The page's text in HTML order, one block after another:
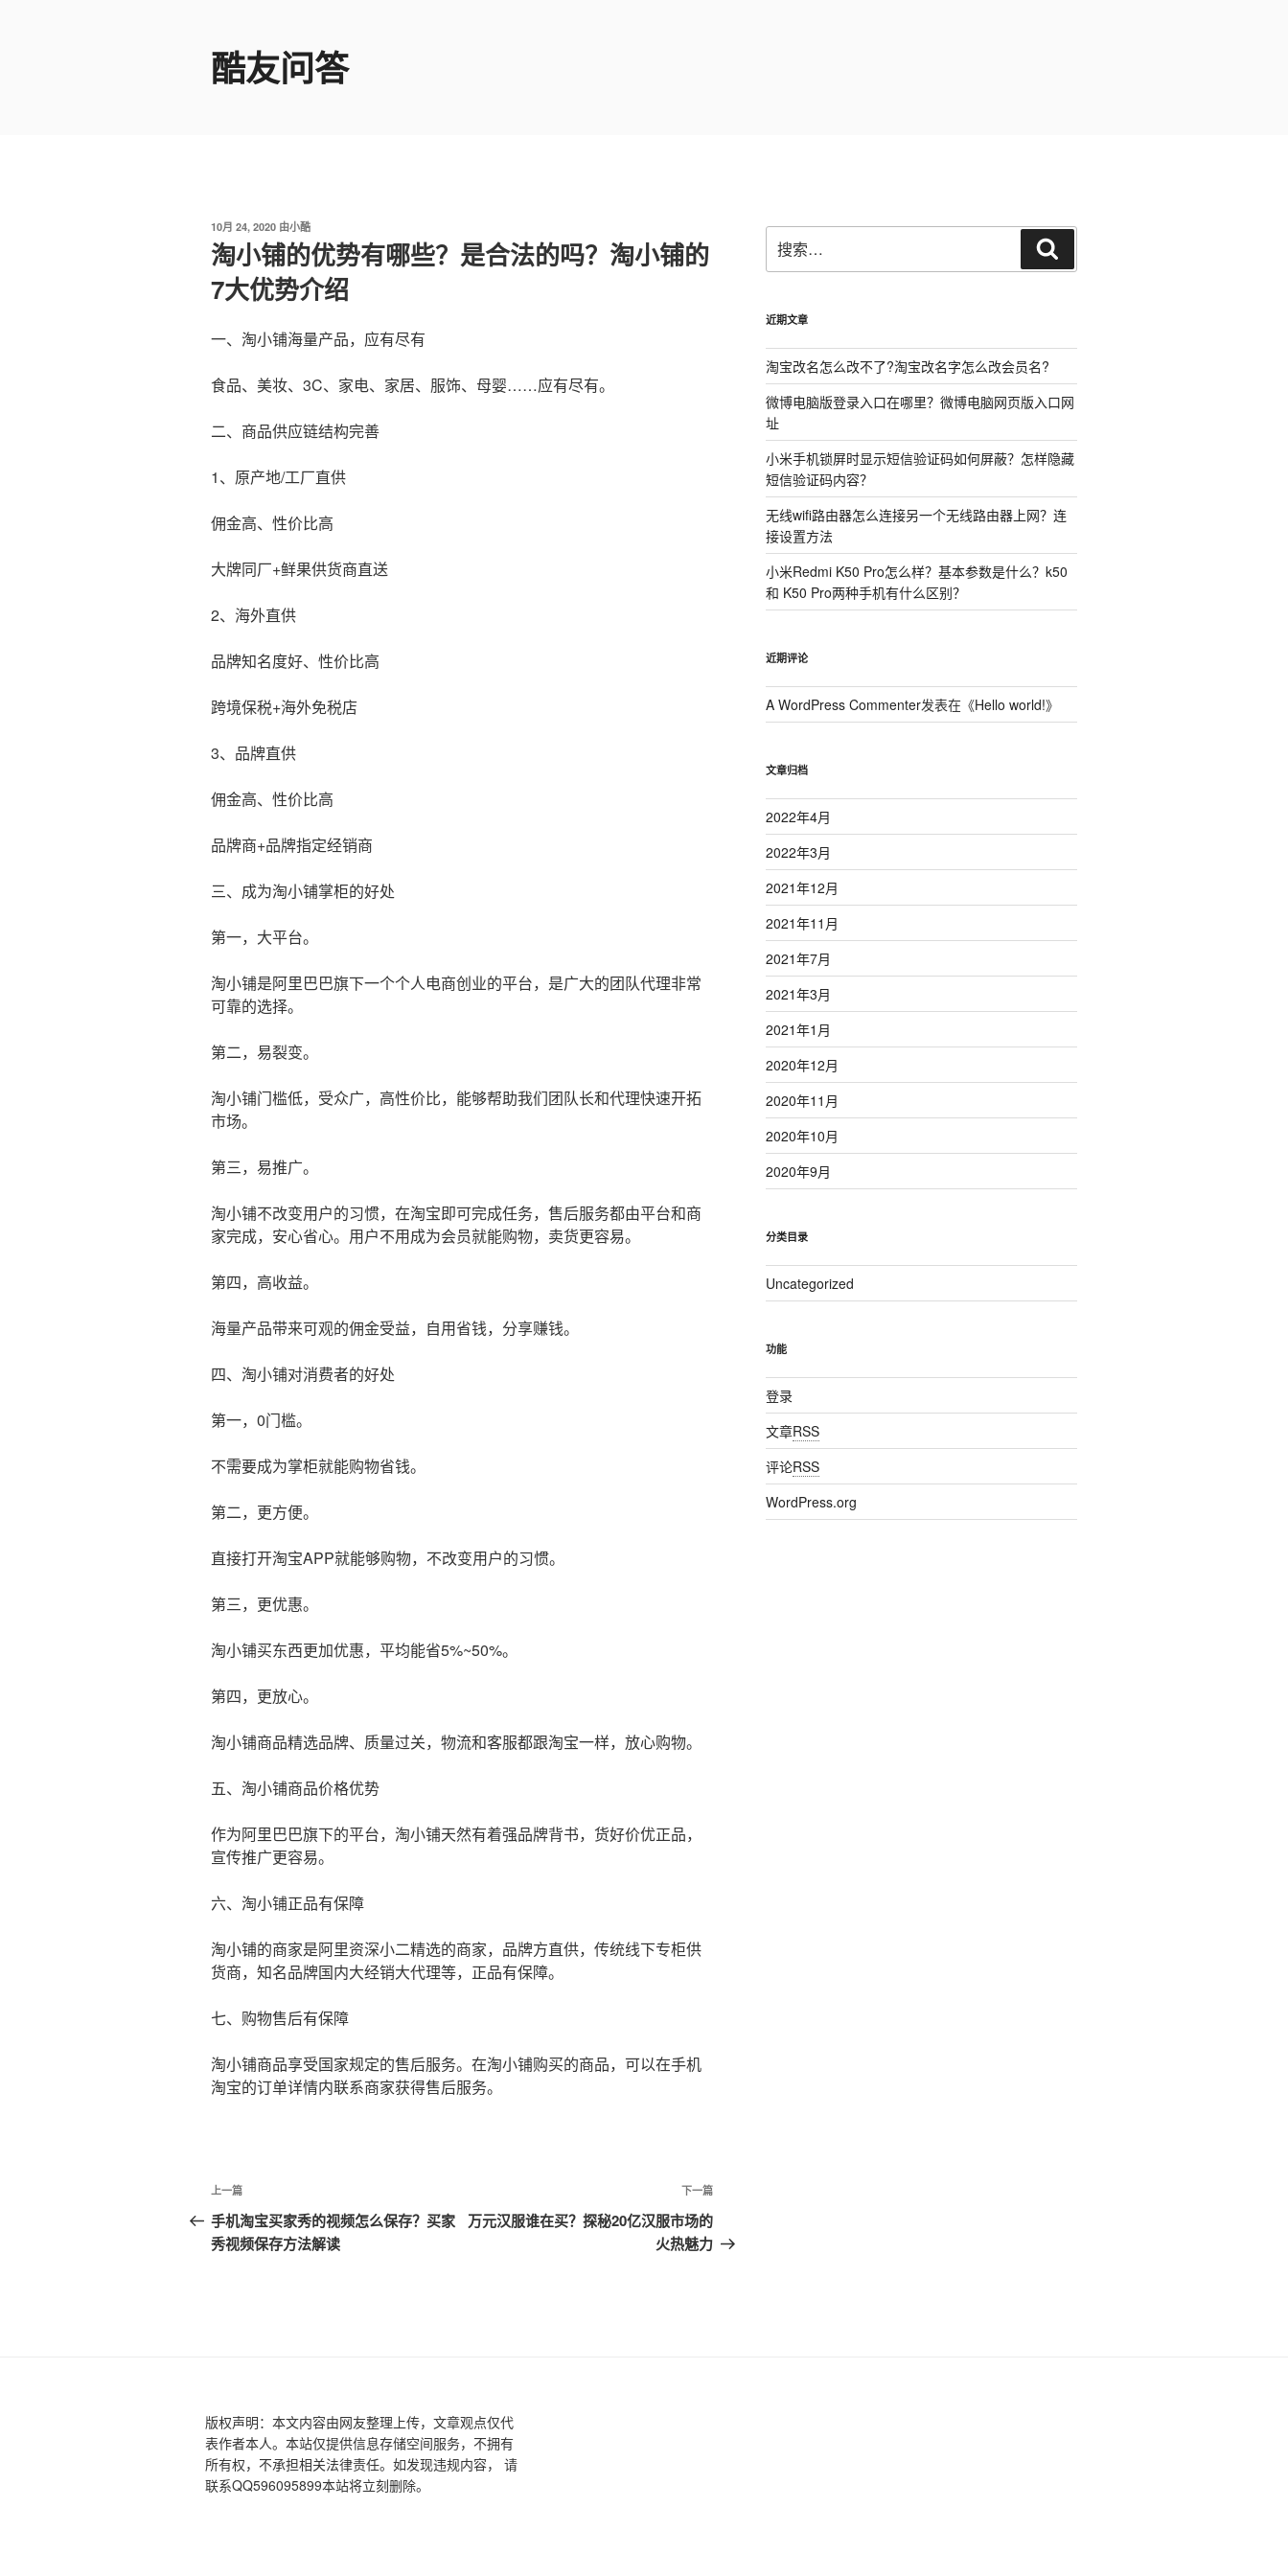
酷友问答
发
布
于
10月 24, 2020 由小酷
淘小铺的优势有哪些？是合法的吗？淘小铺的
7大优势介绍
一、淘小铺海量产品，应有尽有
食品、美妆、3C、家电、家居、服饰、母婴……应有尽有。
二、商品供应链结构完善
1、原产地/工厂直供
佣金高、性价比高
大牌同厂+鲜果供货商直送
2、海外直供
品牌知名度好、性价比高
跨境保税+海外免税店
3、品牌直供
佣金高、性价比高
品牌商+品牌指定经销商
三、成为淘小铺掌柜的好处
第一，大平台。
淘小铺是阿里巴巴旗下一个个人电商创业的平台，是广大的团队代理非常
可靠的选择。
第二，易裂变。
淘小铺门槛低，受众广，高性价比，能够帮助我们团队长和代理快速开拓
市场。
第三，易推广。
淘小铺不改变用户的习惯，在淘宝即可完成任务，售后服务都由平台和商
家完成，安心省心。用户不用成为会员就能购物，卖货更容易。
第四，高收益。
海量产品带来可观的佣金受益，自用省钱，分享赚钱。
四、淘小铺对消费者的好处
第一，0门槛。
不需要成为掌柜就能购物省钱。
第二，更方便。
直接打开淘宝APP就能够购物，不改变用户的习惯。
第三，更优惠。
淘小铺买东西更加优惠，平均能省5%~50%。
第四，更放心。
淘小铺商品精选品牌、质量过关，物流和客服都跟淘宝一样，放心购物。
五、淘小铺商品价格优势
作为阿里巴巴旗下的平台，淘小铺天然有着强品牌背书，货好价优正品，
宣传推广更容易。
六、淘小铺正品有保障
淘小铺的商家是阿里资深小二精选的商家，品牌方直供，传统线下专柜供
货商，知名品牌国内大经销大代理等，正品有保障。
七、购物售后有保障
淘小铺商品享受国家规定的售后服务。在淘小铺购买的商品，可以在手机
淘宝的订单详情内联系商家获得售后服务。
文
章
导
上
一
篇
上一篇
手机淘宝买家秀的视频怎么保存？买家
秀视频保存方法解读
篇
下一篇
万元汉服谁在买？探秘20亿汉服市场的
火热魅力
索：
索
近期文章
淘宝改名怎么改不了?淘宝改名字怎么改会员名?
微博电脑版登录入口在哪里？微博电脑网页版入口网
址
小米手机锁屏时显示短信验证码如何屏蔽？怎样隐藏
短信验证码内容？
无线wifi路由器怎么连接另一个无线路由器上网？连
接设置方法
小米Redmi K50 Pro怎么样？基本参数是什么？k50
和 K50 Pro两种手机有什么区别？
近期评论
A WordPress Commenter发表在《Hello world!》
文章归档
2022年4月
2022年3月
2021年12月
2021年11月
2021年7月
2021年3月
2021年1月
2020年12月
2020年11月
2020年10月
2020年9月
分类目录
Uncategorized
功能
登录
文章RSS
评论RSS
WordPress.org
版权声明：本文内容由网友整理上传，文章观点仅代
表作者本人。本站仅提供信息存储空间服务，不拥有
所有权，不承担相关法律责任。如发现违规内容， 请
联系QQ596095899本站将立刻删除。